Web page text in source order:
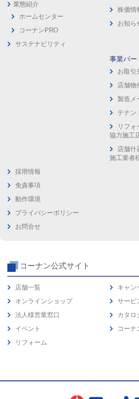
業態紹介
ホームセンター
コーナンPRO
サステナビリティ
株価情
お知ら
事業パー
お取引
店舗物
製造メ
テナン
リフォ
協力施工
店舗什
施工業者
採用情報
免責事項
動作環境
プライバシーポリシー
お問合せ
コーナン公式サイト
店舗一覧
オンラインショップ
法人様営業窓口
イベント
リフォーム
キャン
サービ
カタロ
コーナ